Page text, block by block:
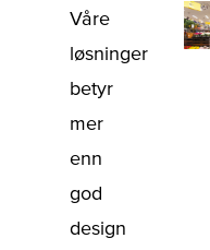
Våre
løsninger
betyr
mer
enn
god
design